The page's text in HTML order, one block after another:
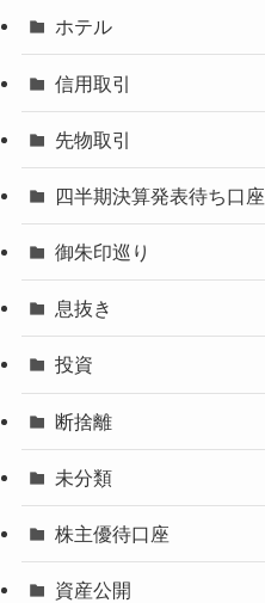
ホテル
信用取引
先物取引
四半期決算発表待ち口座
御朱印巡り
息抜き
投資
断捨離
未分類
株主優待口座
資産公開